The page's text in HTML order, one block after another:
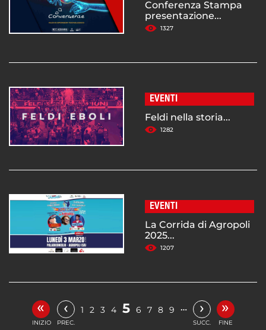
Conferenza Stampa
presentazione...
1327
EVENTI
Feldi nella storia...
1282
EVENTI
La Corrida di Agropoli
2025...
1207
«
INIZIO
‹
PREC.
1 2 3 4 5 6 7 8 9 … ›
SUCC.
»
FINE